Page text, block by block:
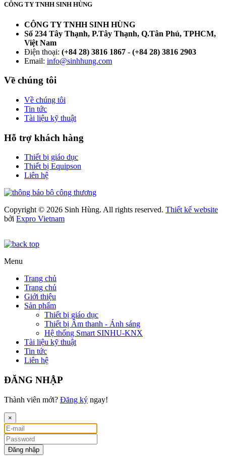
CÔNG TY TNHH SINH HÙNG
CÔNG TY TNHH SINH HÙNG
Số 234 Tây Thạnh, P.Tây Thạnh, Q.Tân Phú, TPHCM,
Việt Nam
Điện thoại: (+84 28) 3816 1867 - (+84 28) 3816 2903
Email: info@sinhhung.com
Về chúng tôi
Về chúng tôi
Tin tức
Tài liệu kỹ thuật
Hỗ trợ khách hàng
Thiết bị giáo dục
Thiết bị Equipson
Liên hệ
Copyright © 2026 Sinh Hùng. All rights reserved. Thiết kế website
bởi Expro Vietnam
Menu
Trang chủ
Trang chủ
Giới thiệu
Sản phẩm
Thiết bị giáo dục
Thiết bị Âm thanh - Ánh sáng
Hệ thống Smart SINHU-KNX
Tài liệu kỹ thuật
Tin tức
Liên hệ
ĐĂNG NHẬP
Thành viên mới? Đăng ký ngay!
×
Đăng nhập